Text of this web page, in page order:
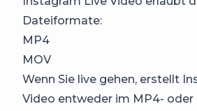
Dateiformate:
MP4
MOV
Wenn Sie live gehen, erstellt
Video entweder im MP4- oder